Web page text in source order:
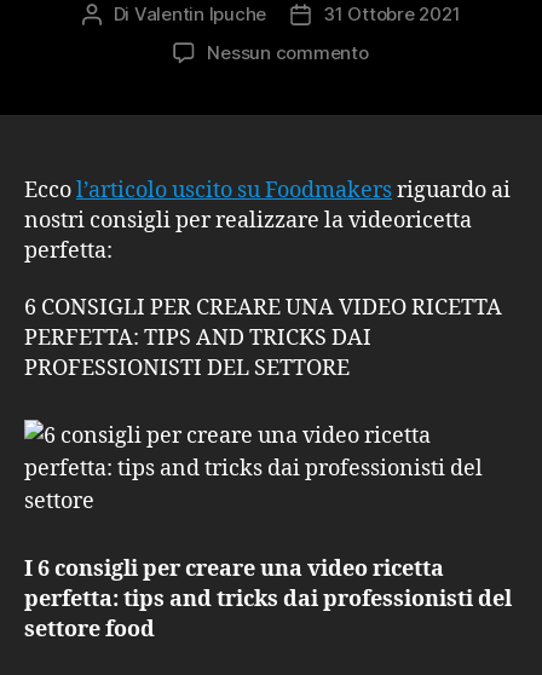
Autore
Di Valentin Ipuche
Data31 Ottobre 2021
Nessun commentosu
consigli
per
Eccol’articolo uscito su Foodmakersriguardo ai
nostri consigli per realizzare la videoricetta
perfetta:
6 CONSIGLI PER CREARE UNA VIDEO RICETTA
PERFETTA: TIPS AND TRICKS DAI
PROFESSIONISTI DEL SETTORE
I 6 consigli per creare una video ricetta
perfetta: tips and tricks dai professionisti del
settore food